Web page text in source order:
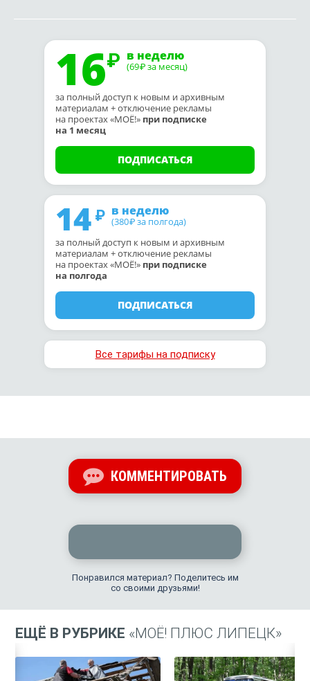
16 в неделю
(69₽ за месяц)
за полный доступ к новым и архивным
материалам + отключение рекламы
на проектах «МОЁ!» при подписке
на 1 месяц
ПОДПИСАТЬСЯ
14 в неделю
(380₽ за полгода)
за полный доступ к новым и архивным
материалам + отключение рекламы
на проектах «МОЁ!» при подписке
на полгода
ПОДПИСАТЬСЯ
Все тарифы на подписку
КОММЕНТИРОВАТЬ
Понравился материал? Поделитесь им
со своими друзьями!
ЕЩЁ В РУБРИКЕ «МОЁ! ПЛЮС ЛИПЕЦК»